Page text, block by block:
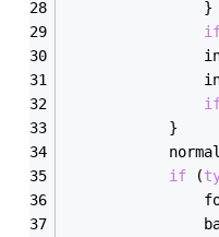
                }
            }
if (